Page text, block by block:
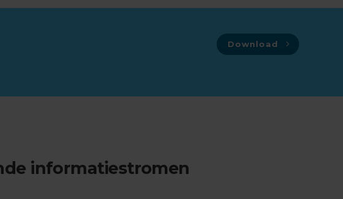
Download
informatiestromen